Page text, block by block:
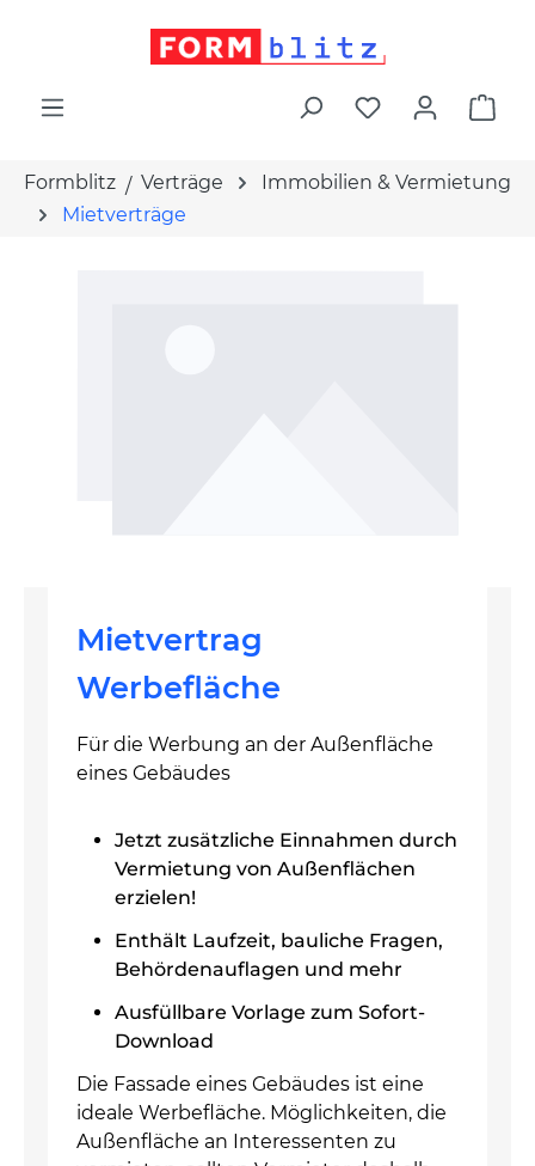
Formblitz Verträge
Immobilien & Vermietung
Mietverträge
Mietvertrag
Werbefläche
Für die Werbung an der Außenfläche
eines Gebäudes
Jetzt zusätzliche Einnahmen durch
Vermietung von Außenflächen
erzielen!
Enthält Laufzeit, bauliche Fragen,
Behördenauflagen und mehr
Ausfüllbare Vorlage zum Sofort-
Download
Die Fassade eines Gebäudes ist eine
ideale Werbefläche. Möglichkeiten, die
Außenfläche an Interessenten zu